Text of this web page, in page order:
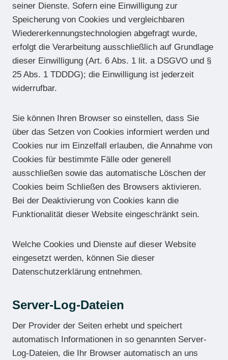
seiner Dienste. Sofern eine Einwilligung zur
Speicherung von Cookies und vergleichbaren
Wiedererkennungstechnologien abgefragt wurde,
erfolgt die Verarbeitung ausschließlich auf Grundlage
dieser Einwilligung (Art. 6 Abs. 1 lit. a DSGVO und §
25 Abs. 1 TDDDG); die Einwilligung ist jederzeit
widerrufbar.
Sie können Ihren Browser so einstellen, dass Sie
über das Setzen von Cookies informiert werden und
Cookies nur im Einzelfall erlauben, die Annahme von
Cookies für bestimmte Fälle oder generell
ausschließen sowie das automatische Löschen der
Cookies beim Schließen des Browsers aktivieren.
Bei der Deaktivierung von Cookies kann die
Funktionalität dieser Website eingeschränkt sein.
Welche Cookies und Dienste auf dieser Website
eingesetzt werden, können Sie dieser
Datenschutzerklärung entnehmen.
Server-Log-Dateien
Der Provider der Seiten erhebt und speichert
automatisch Informationen in so genannten Server-
Log-Dateien, die Ihr Browser automatisch an uns